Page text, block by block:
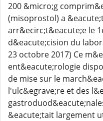
200 &micro;g
(misoprostol) a
arr&ecirc;t&eacute;e le
d&eacute;cision du
23 octobre 2017) Ce
ent&eacute;rologie
de mise sur le
l'ulc&egrave;re et des
&eacute;tait largement